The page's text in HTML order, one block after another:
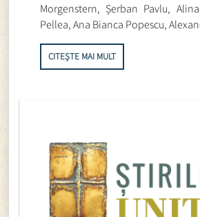
Morgenstern, Șerban Pavlu,
Pellea, Ana Bianca Popescu,
CITEȘTE MAI MULT